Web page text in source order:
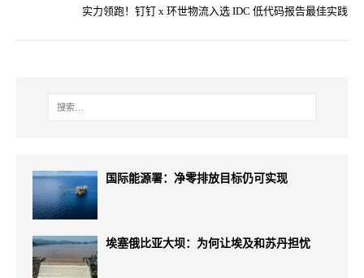
实力领跑！钉钉 x 环世物流入选 IDC 低代码报告最佳实践
国际能源署：净零排放目标仍可实现
埃塞俄比亚大坝：为何让埃及和苏丹担忧